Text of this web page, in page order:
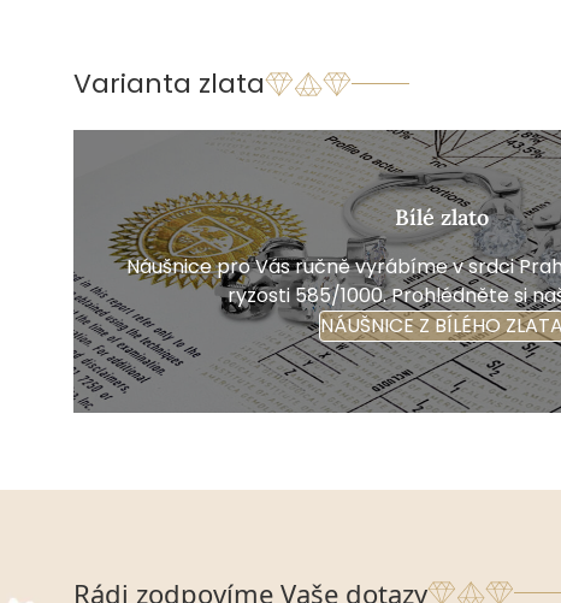
Varianta zlata
Bílé zlato
Náušnice pro Vás ručně vyrábíme v srdci
ryzosti 585/1000. Prohlédněte si
NÁUŠNICE Z BÍLÉHO
Rádi zodpovíme Vaše dotazy